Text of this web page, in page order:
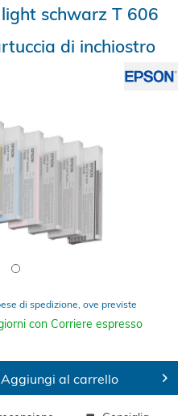
schwarz T 606
di inchiostro
di spedizione, ove previste
con Corriere espresso
Aggiungi al carrello